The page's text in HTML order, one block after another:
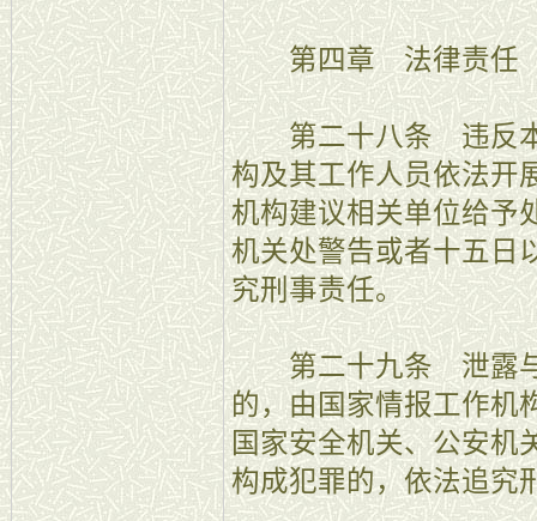
第四章 法律责任
第二十八条 违反本
构及其工作人员依法开
机构建议相关单位给予
机关处警告或者十五日
究刑事责任。
第二十九条 泄露与
的，由国家情报工作机
国家安全机关、公安机
构成犯罪的，依法追究